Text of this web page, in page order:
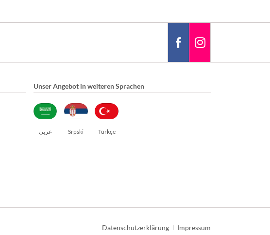
Unser Angebot in weiteren Sprachen
عربى Srpski Türkçe
Navigation
Datenschutzerklärung Impressum